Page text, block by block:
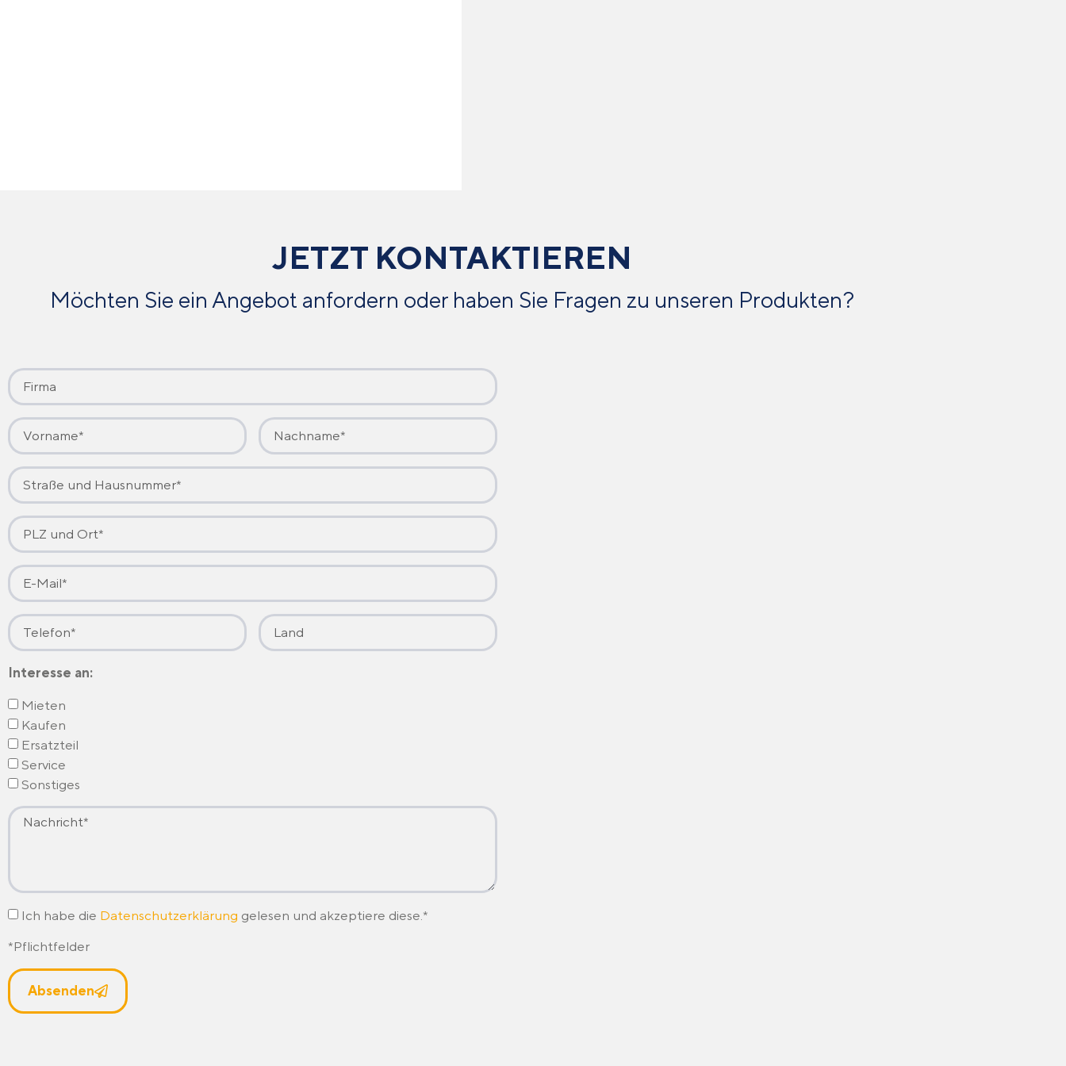
JETZT KONTAKTIEREN
Möchten Sie ein Angebot anfordern oder haben Sie Fragen zu unseren Produkten?
Interesse an:
Mieten
Kaufen
Ersatzteil
Service
Sonstiges
Ich habe die Datenschutzerklärung gelesen und akzeptiere diese.*
*Pflichtfelder
Absenden